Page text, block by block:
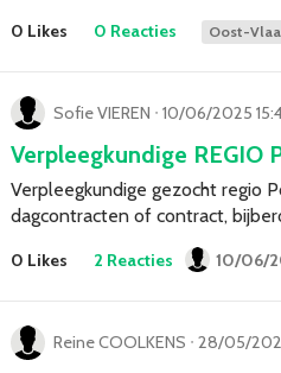
0 Likes 0 Reacties Oost-
Sofie VIEREN ᐧ 10/06/2025
Verpleegkundige REGIO
Verpleegkundige gezocht regio
dagcontracten of contract,
0 Likes 2 Reacties 10/06/
Reine COOLKENS ᐧ 28/05/